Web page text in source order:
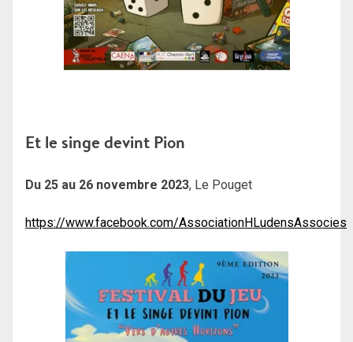
Et le singe devint Pion
Du 25 au 26 novembre 2023, Le Pouget
https://www.facebook.com/AssociationHLudensAssocies